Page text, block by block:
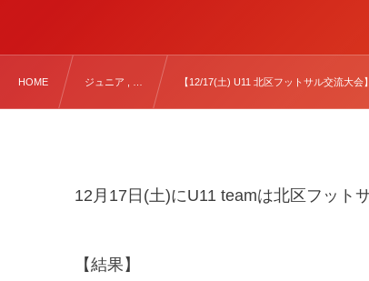
HOME ジュニア , … 【12/17(土) U11 北区フットサル交流大会】
12月17日(土)にU11 teamは北区フット
【結果】